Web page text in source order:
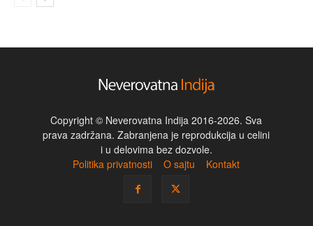
Copyright © Neverovatna Indija 2016-2026. Sva
prava zadržana. Zabranjena je reprodukcija u celini
i u delovima bez dozvole.
Politika privatnosti
O sajtu Kontakt